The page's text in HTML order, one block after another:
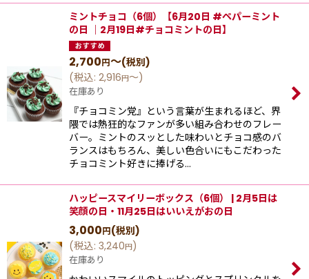
ミントチョコ（6個）【6月20日 #ペパーミント
の日 ｜2月19日#チョコミントの日】
2,700円～(税別)
(税込: 2,916円～)
在庫あり
『チョコミン党』という⾔葉が⽣まれるほど、界
隈では熱狂的なファンが多い組み合わせのフレー
バー。ミントのスッとした味わいとチョコ感のバ
ランスはもちろん、美しい⾊合いにもこだわった
チョコミント好きに捧げる…
ハッピースマイリーボックス（6個） | 2月5日は
笑顔の日・11月25日はいいえがおの日
3,000円(税別)
(税込: 3,240円)
在庫あり